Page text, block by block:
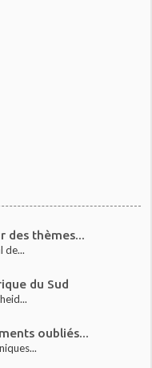
des thèmes...
de...
du Sud
oubliés...